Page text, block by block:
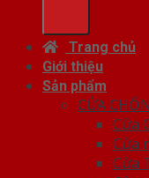
Trang chủ
Giới thiệu
Sản phẩm
CỬA
Cửa
Cửa
Cửa